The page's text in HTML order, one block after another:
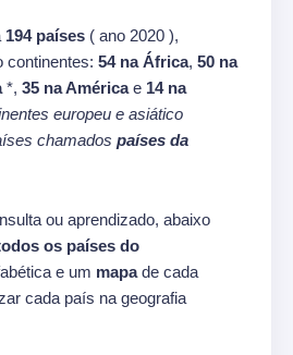
194 países ( ano 2020 ),
continentes: 54 na África, 50 na
*, 35 na Américae 14 na
europeu e asiático
chamados países da
ou aprendizado, abaixo
os países do
e um mapade cada
cada país na geografia